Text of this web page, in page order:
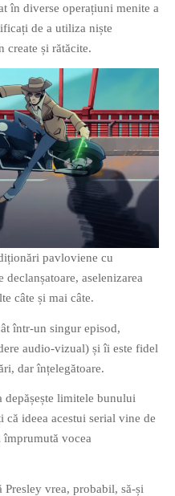
în diverse operațiuni menite a
de a utiliza niște
create și rătăcite.
pavloviene cu
declanșatoare, aselenizarea
câte și mai câte.
într-un singur episod,
audio-vizual) și îi este fidel
dar înțelegătoare.
depășește limitele bunului
ideea acestui serial vine de
împrumută vocea
Presley vrea, probabil, să-și